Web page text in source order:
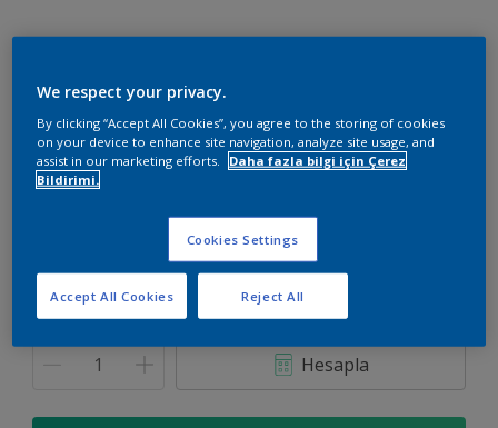
90YR 64/040
Renk değiştir
20 KG
Miktar Boya Hesaplayıcı
Hesapla
We respect your privacy.
By clicking “Accept All Cookies”, you agree to the storing of cookies
on your device to enhance site navigation, analyze site usage, and
assist in our marketing efforts.
Daha fazla bilgi için Çerez
Bildirimi.
Cookies Settings
Reject All
Accept All Cookies